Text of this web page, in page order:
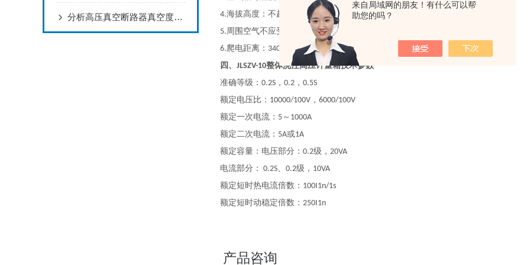
来自局域网的朋友！有什么可以帮
助您的吗？
分析高压真空断路器真空度下降的原因
4.海拔高度：不超过
2000m;
5.周围空气不应受腐蚀性气体或可燃性气体的污染
6.爬电距离： 340mm
。
四、 JLSZV-10整体浇注高压计量箱技术参数
准确等级： 0.2S ， 0.2 ， 0.5S
额定电压比： 10000/100V ， 6000/100V
额定一次电流： 5 ～ 1000A
额定二次电流： 5A或1A
额定容量：电压部分： 0.2级， 20VA
电流部分： 0.2S、 0.2级， 10VA
额定短时热电流倍数： 100I1n/1s
额定短时动稳定倍数： 250I1n
产品咨询